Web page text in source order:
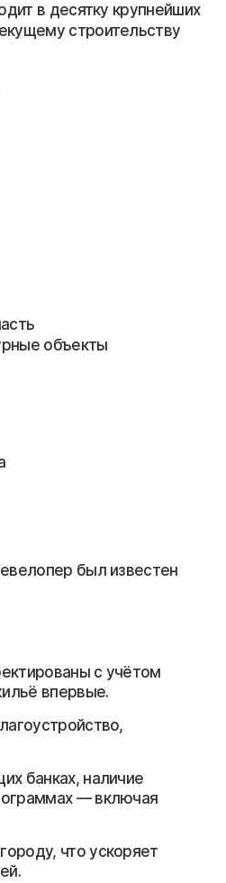
в десятку крупнейших
строительству
объекты
был известен
с учётом
впервые.
банках, наличие
— включая
что ускоряет